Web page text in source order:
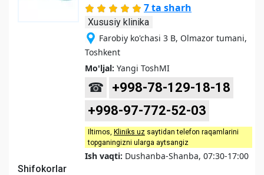
7 ta sharh
Xususiy klinika
Farobiy ko'chasi 3 B, Olmazor tumani,
Toshkent
Mo'ljal: Yangi ToshMI
☎
+998-78-129-18-18
+998-97-772-52-03
Iltimos, Kliniks uz saytidan telefon raqamlarini
topganingizni ularga aytsangiz
Ish vaqti: Dushanba-Shanba, 07:30-17:00
Shifokorlar